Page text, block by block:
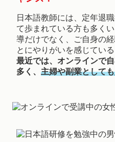
日本語教師には、定年退
て歩まれている方も多く
導だけでなく、ご自身の
とにやりがいを感じている
最近では、オンラインで
多く、 主婦や副業として